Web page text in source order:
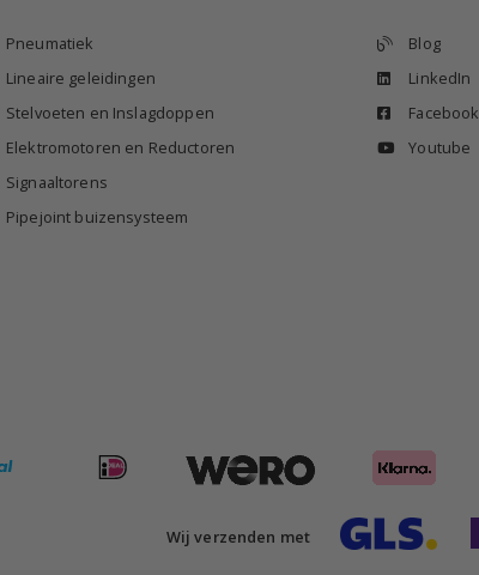
Pneumatiek
Lineaire geleidingen
Stelvoeten en Inslagdoppen
Elektromotoren en Reductoren
Signaaltorens
Pipejoint buizensysteem
Blog
LinkedIn
Facebook
Youtube
Wij verzenden met